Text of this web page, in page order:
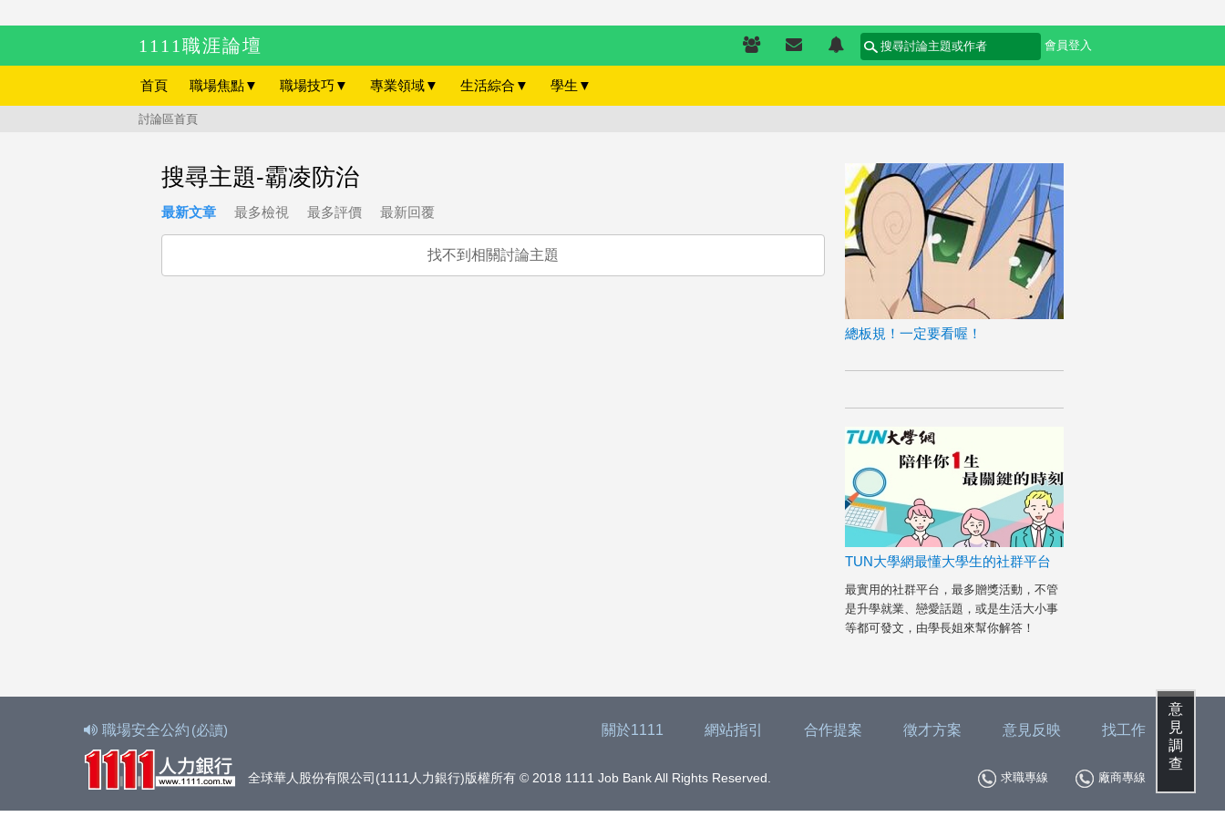
1111職涯論壇 會員登入
首頁 職場焦點▼ 職場技巧 ▼ 專業領域▼ 生活綜合 ▼ 學生 ▼
討論區首頁
意
見
調
查
搜尋主題-霸凌防治
最新文章 最多檢視 最多評價 最新回覆
找不到相關討論主題
總板規！一定要看喔！
TUN大學網最懂大學生的社群平台
最實用的社群平台，最多贈獎活動，不管
是升學就業、戀愛話題，或是生活大小事
等都可發文，由學長姐來幫你解答！
職場安全公約 (必讀) 關於1111 網站指引 合作提案 徵才方案 意見反映 找工作
全球華人股份有限公司(1111人力銀行)版權所有 © 2018 1111 Job Bank All Rights Reserved. 廠商專線
求職專線